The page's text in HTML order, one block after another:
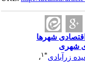
شهرها
زرآبادی* ۱،